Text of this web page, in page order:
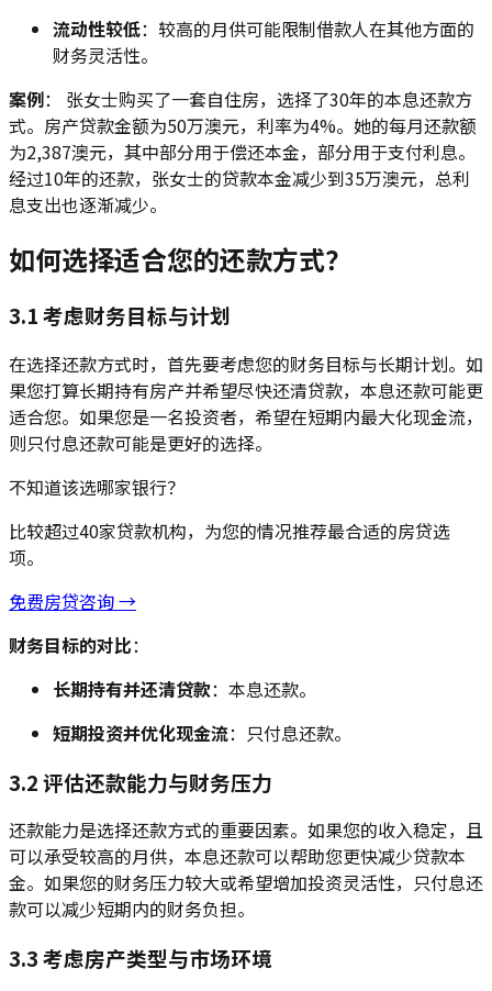
流动性较低：较高的月供可能限制借款人在其他方面的
财务灵活性。
案例： 张女士购买了一套自住房，选择了30年的本息还款方
式。房产贷款金额为50万澳元，利率为4%。她的每月还款额
为2,387澳元，其中部分用于偿还本金，部分用于支付利息。
经过10年的还款，张女士的贷款本金减少到35万澳元，总利
息支出也逐渐减少。
如何选择适合您的还款方式？
3.1 考虑财务目标与计划
在选择还款方式时，首先要考虑您的财务目标与长期计划。如
果您打算长期持有房产并希望尽快还清贷款，本息还款可能更
适合您。如果您是一名投资者，希望在短期内最大化现金流，
则只付息还款可能是更好的选择。
不知道该选哪家银行？
比较超过40家贷款机构，为您的情况推荐最合适的房贷选
项。
免费房贷咨询 →
财务目标的对比：
长期持有并还清贷款：本息还款。
短期投资并优化现金流：只付息还款。
3.2 评估还款能力与财务压力
还款能力是选择还款方式的重要因素。如果您的收入稳定，且
可以承受较高的月供，本息还款可以帮助您更快减少贷款本
金。如果您的财务压力较大或希望增加投资灵活性，只付息还
款可以减少短期内的财务负担。
3.3 考虑房产类型与市场环境